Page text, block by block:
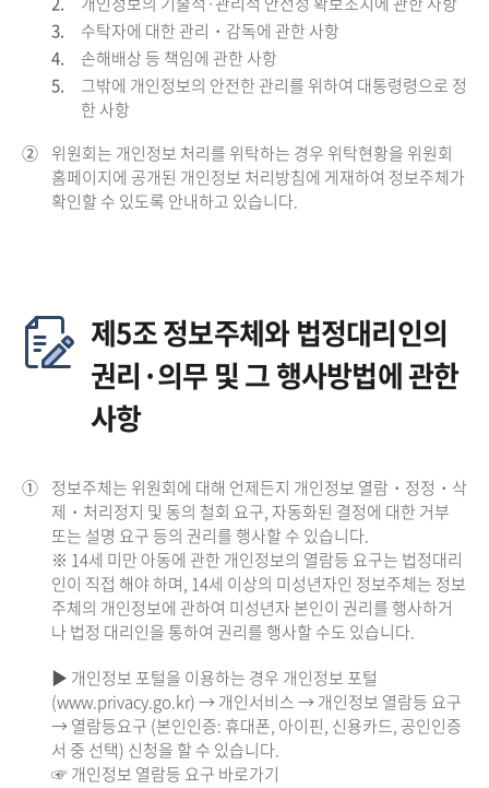
3.
수탁자에 대한 관리・감독에 관한 사항
4.
손해배상 등 책임에 관한 사항
5.
그밖에 개인정보의 안전한 관리를 위하여 대통령령으로 정
한 사항
② 위원회는 개인정보 처리를 위탁하는 경우 위탁현황을 위원회
홈페이지에 공개된 개인정보 처리방침에 게재하여 정보주체가
확인할 수 있도록 안내하고 있습니다.
제5조 정보주체와 법정대리인의
권리·의무 및 그 행사방법에 관한
사항
① 정보주체는 위원회에 대해 언제든지 개인정보 열람・정정・삭
제・처리정지 및 동의 철회 요구, 자동화된 결정에 대한 거부
또는 설명 요구 등의 권리를 행사할 수 있습니다.
※ 14세 미만 아동에 관한 개인정보의 열람등 요구는 법정대리
인이 직접 해야 하며, 14세 이상의 미성년자인 정보주체는 정보
주체의 개인정보에 관하여 미성년자 본인이 권리를 행사하거
나 법정 대리인을 통하여 권리를 행사할 수도 있습니다.
▶ 개인정보 포털을 이용하는 경우 개인정보 포털
(www.privacy.go.kr) → 개인서비스 → 개인정보 열람등 요구
→ 열람등요구 (본인인증: 휴대폰, 아이핀, 신용카드, 공인인증
서 중 선택) 신청을 할 수 있습니다.
☞ 개인정보 열람등 요구 바로가기